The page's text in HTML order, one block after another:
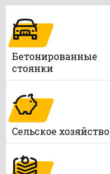
Бетонированные
стоянки
Сельское хозяйство